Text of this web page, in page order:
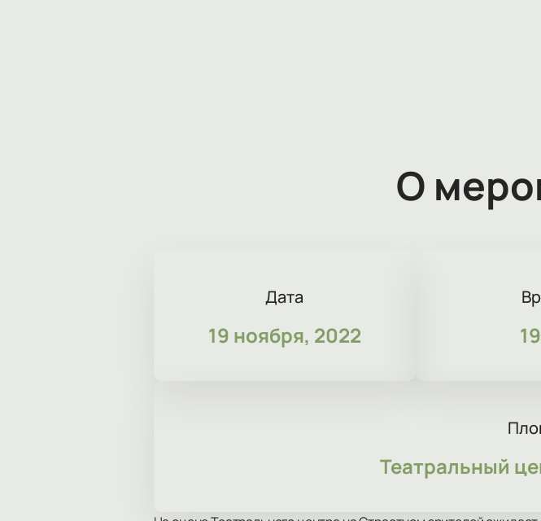
О
Дата
19 ноября, 2022
Театральный